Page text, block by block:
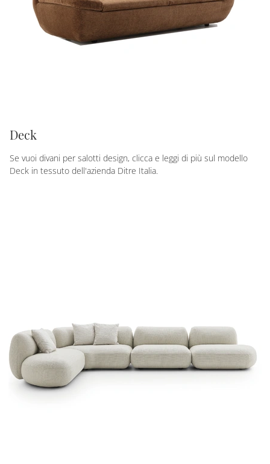
Deck
Se vuoi divani per salotti design, clicca e leggi di più sul modello
Deck in tessuto dell'azienda Ditre Italia.